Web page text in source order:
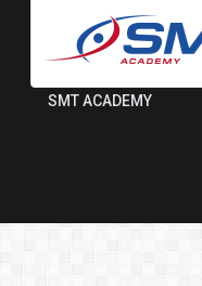
SMT ACADEMY